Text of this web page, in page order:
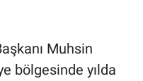
Muhsin
bölgesinde yılda